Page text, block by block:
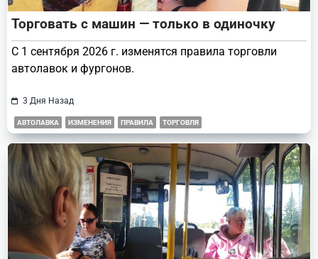
Торговать с машин — только в одиночку
С 1 сентября 2026 г. изменятся правила торговли
автолавок и фургонов.
3 Дня Назад
АВТОЛАВКА ИЗМЕНЕНИЯ ПРАВИЛА ТОРГОВЛЯ